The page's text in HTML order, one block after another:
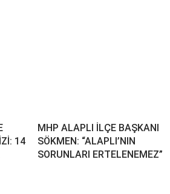
14
MHP ALAPLI İLÇE BAŞKANI
SÖKMEN: “ALAPLI’NIN
SORUNLARI ERTELENEMEZ”